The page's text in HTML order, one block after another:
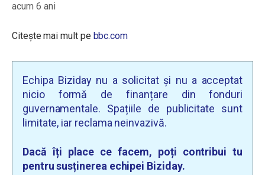
acum 6 ani
Citește mai mult pe bbc.com
Echipa Biziday nu a solicitat și nu a acceptat
nicio formă de finanțare din fonduri
guvernamentale. Spațiile de publicitate sunt
limitate, iar reclama neinvazivă.
Dacă îți place ce facem, poți contribui tu
pentru susținerea echipei Biziday.